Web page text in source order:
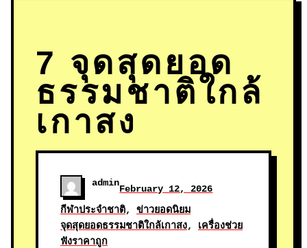
7 จุดสุดยอด
ธรรมชาติใกล้
เกาสง
admin
February 12, 2026
กีฬาประจำชาติ, ข่าวยอดนิยม
จุดสุดยอดธรรมชาติใกล้เกาสง, เครื่องช่วย
ฟังราคาถูก